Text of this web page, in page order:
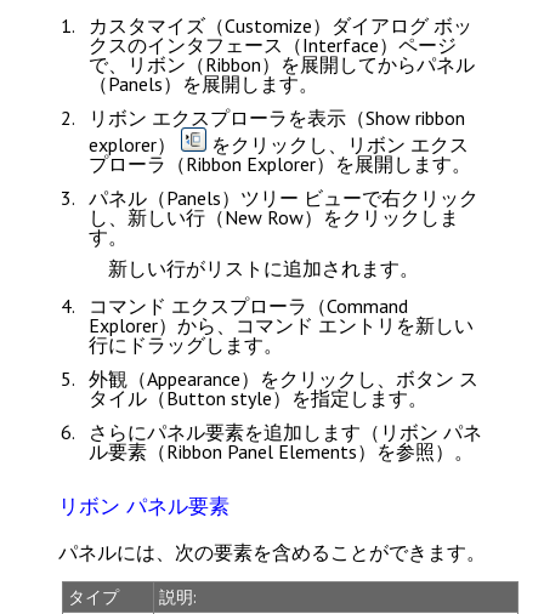
カスタマイズ（Customize） ダイアログ ボッ
クスのインタフェース（Interface）ページ
で、
リボン（Ribbon） を展開してからパネル
（Panels） を展開します。
リボン エクスプローラを表示（Show ribbon
explorer）
をクリックし、
リボン エクス
プローラ（Ribbon Explorer） を展開します。
パネル（Panels） ツリー ビューで右クリック
し、 新しい行（New Row） をクリックしま
す。
新しい行がリストに追加されます。
コマンド エクスプローラ（Command
Explorer）から、コマンド エントリを新しい
行にドラッグします。
外観（Appearance） をクリックし、 ボタン ス
タイル（Button style） を指定します。
さらにパネル要素を追加します（ リボン パネ
ル要素（Ribbon Panel Elements）を参照）。
リボン パネル要素
パネルには、次の要素を含めることができます。
タイプ
説明: